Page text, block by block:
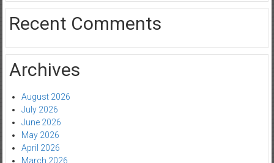
Recent Comments
Archives
August 2026
July 2026
June 2026
May 2026
April 2026
March 2026